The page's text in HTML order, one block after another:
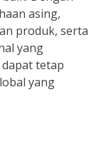
asing,
produk, serta
yang
tetap
yang